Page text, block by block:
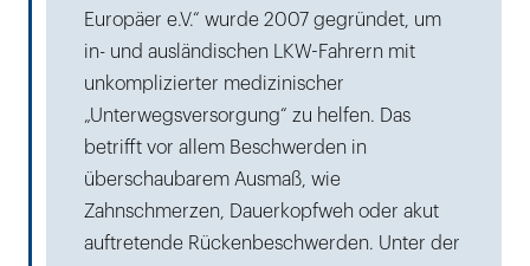
Europäer e.V.“ wurde 2007 gegründet, um
in- und ausländischen LKW-Fahrern mit
unkomplizierter medizinischer
„Unterwegsversorgung“ zu helfen. Das
betrifft vor allem Beschwerden in
überschaubarem Ausmaß, wie
Zahnschmerzen, Dauerkopfweh oder akut
auftretende Rückenbeschwerden. Unter der